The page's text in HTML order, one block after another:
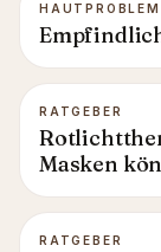
HAUTPROBLEM
RATGEBER
Masken
RATGEBER